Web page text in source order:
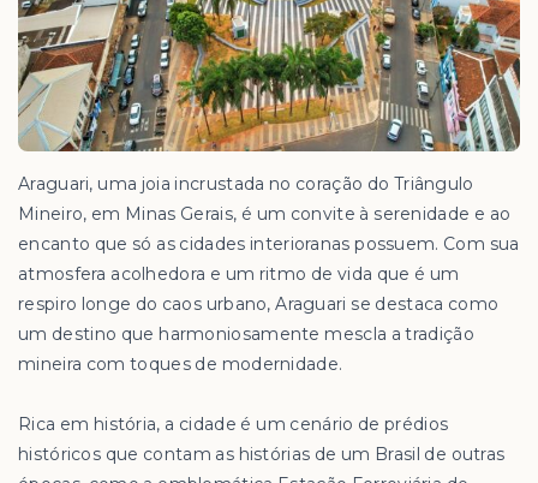
Araguari, uma joia incrustada no coração do Triângulo
Mineiro, em Minas Gerais, é um convite à serenidade e ao
encanto que só as cidades interioranas possuem. Com sua
atmosfera acolhedora e um ritmo de vida que é um
respiro longe do caos urbano, Araguari se destaca como
um destino que harmoniosamente mescla a tradição
mineira com toques de modernidade.
Rica em história, a cidade é um cenário de prédios
históricos que contam as histórias de um Brasil de outras